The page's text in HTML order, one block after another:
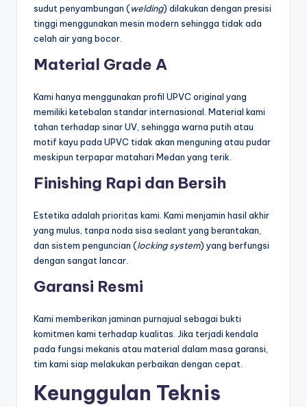
sudut penyambungan (welding) dilakukan dengan presisi
tinggi menggunakan mesin modern sehingga tidak ada
celah air yang bocor.
Material Grade A
Kami hanya menggunakan profil UPVC original yang
memiliki ketebalan standar internasional. Material kami
tahan terhadap sinar UV, sehingga warna putih atau
motif kayu pada UPVC tidak akan menguning atau pudar
meskipun terpapar matahari Medan yang terik.
Finishing Rapi dan Bersih
Estetika adalah prioritas kami. Kami menjamin hasil akhir
yang mulus, tanpa noda sisa sealant yang berantakan,
dan sistem penguncian (locking system) yang berfungsi
dengan sangat lancar.
Garansi Resmi
Kami memberikan jaminan purnajual sebagai bukti
komitmen kami terhadap kualitas. Jika terjadi kendala
pada fungsi mekanis atau material dalam masa garansi,
tim kami siap melakukan perbaikan dengan cepat.
Keunggulan Teknis